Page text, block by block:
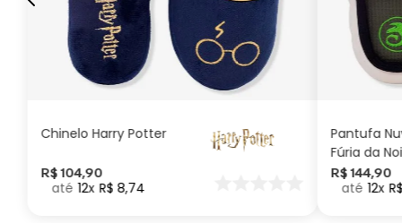
Chinelo Harry Potter
R$ 104,90
12 R$ 8,74
G GG M P
ADICIONAR AO
CARRINHO
Pantufa
Fúria da
Como
seu Dragão
R$ 144,90
12 R$